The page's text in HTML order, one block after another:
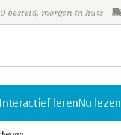
besteld, morgen in huis
Interactief lerenNu lezen